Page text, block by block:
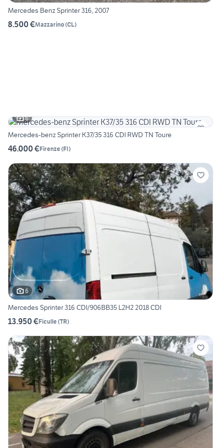
Mercedes Benz Sprinter 316, 2007
8.500 €Mazzarino(CL)
6
Mercedes-benz Sprinter K37/35 316 CDI RWD TN Toure
46.000 €Firenze(FI)
6
Mercedes Sprinter 316 CDI/906BB35 L2H2 2018 CDI
13.950 €Ficulle(TR)